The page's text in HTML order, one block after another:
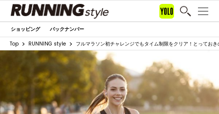
ショッピング バックナンバー
Top RUNNING style フルマラソン初チャレンジでもタイム制限をクリア！とってお